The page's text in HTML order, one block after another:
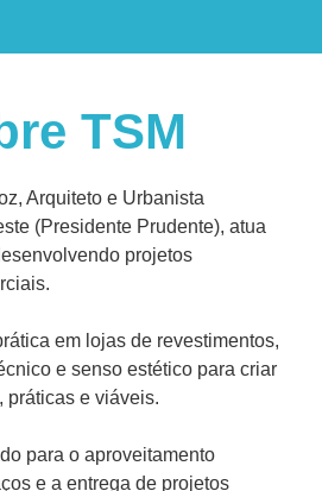
TSM
Arquiteto e Urbanista
(Presidente Prudente), atua
projetos
em lojas de revestimentos,
e senso estético para criar
práticas e viáveis.
para o aproveitamento
e a entrega de projetos